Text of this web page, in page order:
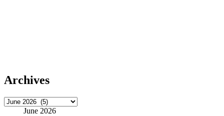
Archives
Archives
June 2026